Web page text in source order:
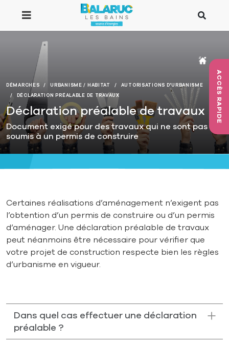
ACCÈS RAPIDE
DÉMARCHES URBANISME / HABITAT
AUTORISATIONS D'URBANISME
DÉCLARATION PRÉALABLE DE TRAVAUX
Déclaration préalable de travaux
Document exigé pour des travaux qui ne sont pas
soumis à un permis de construire
Certaines réalisations d’aménagement n’exigent pas
l’obtention d’un permis de construire ou d’un permis
d’aménager. Une déclaration préalable de travaux
peut néanmoins être nécessaire pour vérifier que
votre projet de construction respecte bien les règles
d’urbanisme en vigueur.
Dans quel cas effectuer une déclaration
préalable ?